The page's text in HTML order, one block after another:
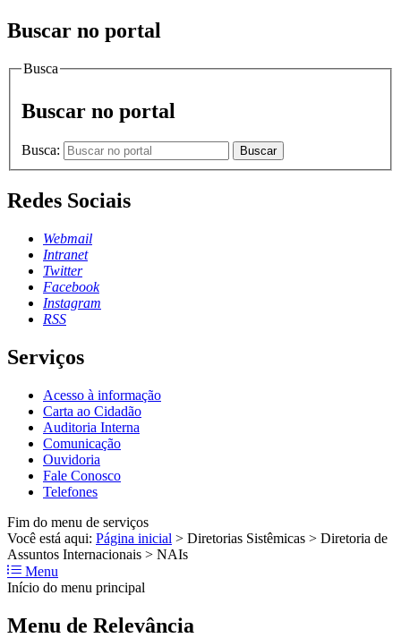
Buscar no portal
Busca
Buscar no portal
Busca: Buscar
Redes Sociais
Webmail
Intranet
Twitter
Facebook
Instagram
RSS
Serviços
Acesso à informação
Carta ao Cidadão
Auditoria Interna
Comunicação
Ouvidoria
Fale Conosco
Telefones
Fim do menu de serviços
Você está aqui: Página inicial > Diretorias Sistêmicas > Diretoria de
Assuntos Internacionais > NAIs
Menu
Início do menu principal
Menu de Relevância